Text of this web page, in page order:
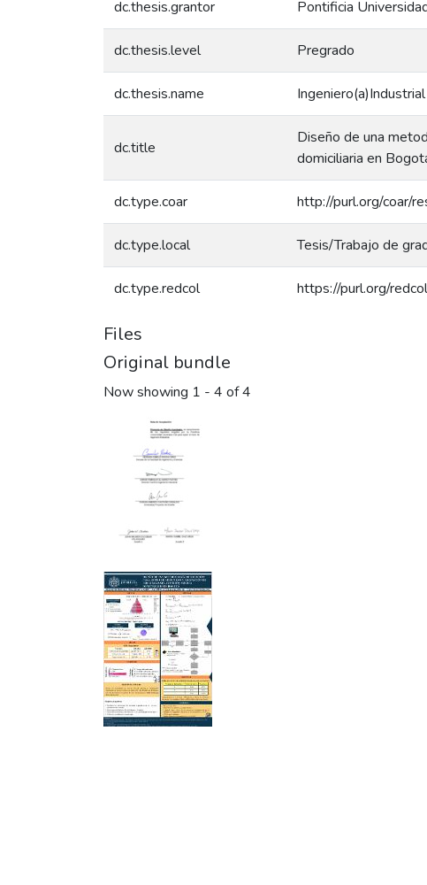
dc.thesis.grantor Pontificia
dc.thesis.level Pregrado
dc.thesis.name Ingeniero(a)Industrial
dc.title
Diseño de una
domiciliaria en
dc.type.coar http://purl.org/coar/
dc.type.local Tesis/Trabajo de
dc.type.redcol https://purl.org/
Files
Original bundle
Now showing 1 - 4 of 4